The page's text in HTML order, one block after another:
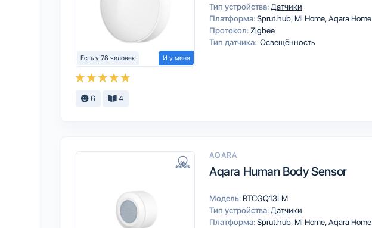
Есть у 78 человек И у меня
Тип устройства: Датчики
Платформа:Sprut.hub Mi HomeAqara Home
Протокол: Zigbee
Тип датчика: Освещённость
6 4
AQARA
Aqara Human Body Sensor
Модель: RTCGQ13LM
Тип устройства: Датчики
Платформа:Sprut.hub Mi HomeAqara Home